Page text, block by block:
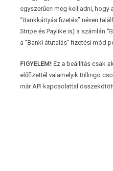
egyszerűen meg kell adni, hogy
“Bankkártyás fizetés” néven
Stripe és Paylike is) a számlán
a “Banki átutalás” fizetési mód
FIGYELEM! Ez a beállítás csak
előfizettél valamelyik Billingo
már API kapcsolattal